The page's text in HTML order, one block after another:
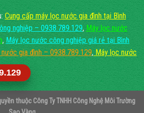
Cung cấp máy lọc nước gia đình tại Bình
nghiệp – 0938.789.129, Máy lọc nước
, Máy lọc nước công nghiệp giá rẻ tại Bình
nước gia đình – 0938.789.129, Máy lọc nước
thuộc Công Ty TNHH Công Nghệ Môi Trường